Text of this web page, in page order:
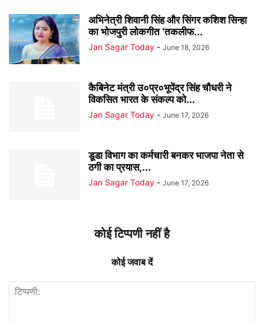
अभिनेत्री शिवानी सिंह और सिंगर कशिश सिन्हा
का भोजपुरी लोकगीत ‘तकलीफ...
Jan Sagar Today - June 18, 2026
कैबिनेट मंत्री उ०प्र०भूपेंद्र सिंह चौधरी ने
विकसित भारत के संकल्प को...
Jan Sagar Today - June 17, 2026
डूडा विभाग का कर्मचारी बनकर भाजपा नेता से
ठगी का प्रयास,...
Jan Sagar Today - June 17, 2026
कोई टिप्पणी नहीं है
कोई जवाब दें